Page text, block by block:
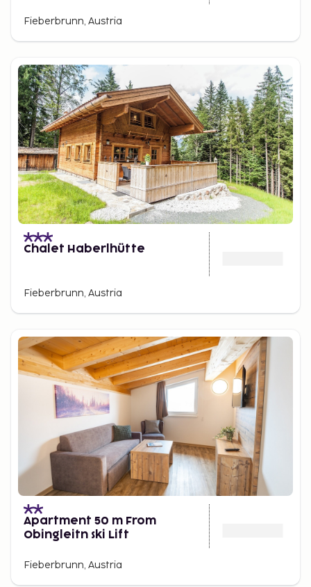
Fieberbrunn, Austria
Chalet Haberlhütte
Fieberbrunn, Austria
Apartment 50 m From
Obingleitn ski Lift
Fieberbrunn, Austria